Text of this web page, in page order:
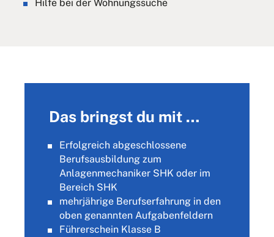
Hilfe bei der Wohnungssuche
Das bringst du mit …
Erfolgreich abgeschlossene
Berufsausbildung zum
Anlagenmechaniker SHK oder im
Bereich SHK
mehrjährige Berufserfahrung in den
oben genannten Aufgabenfeldern
Führerschein Klasse B